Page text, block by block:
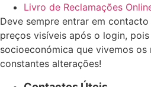
Livro de Reclamações
Deve sempre entrar em
preços visíveis após o login,
socioeconómica que vivemos
constantes alterações!